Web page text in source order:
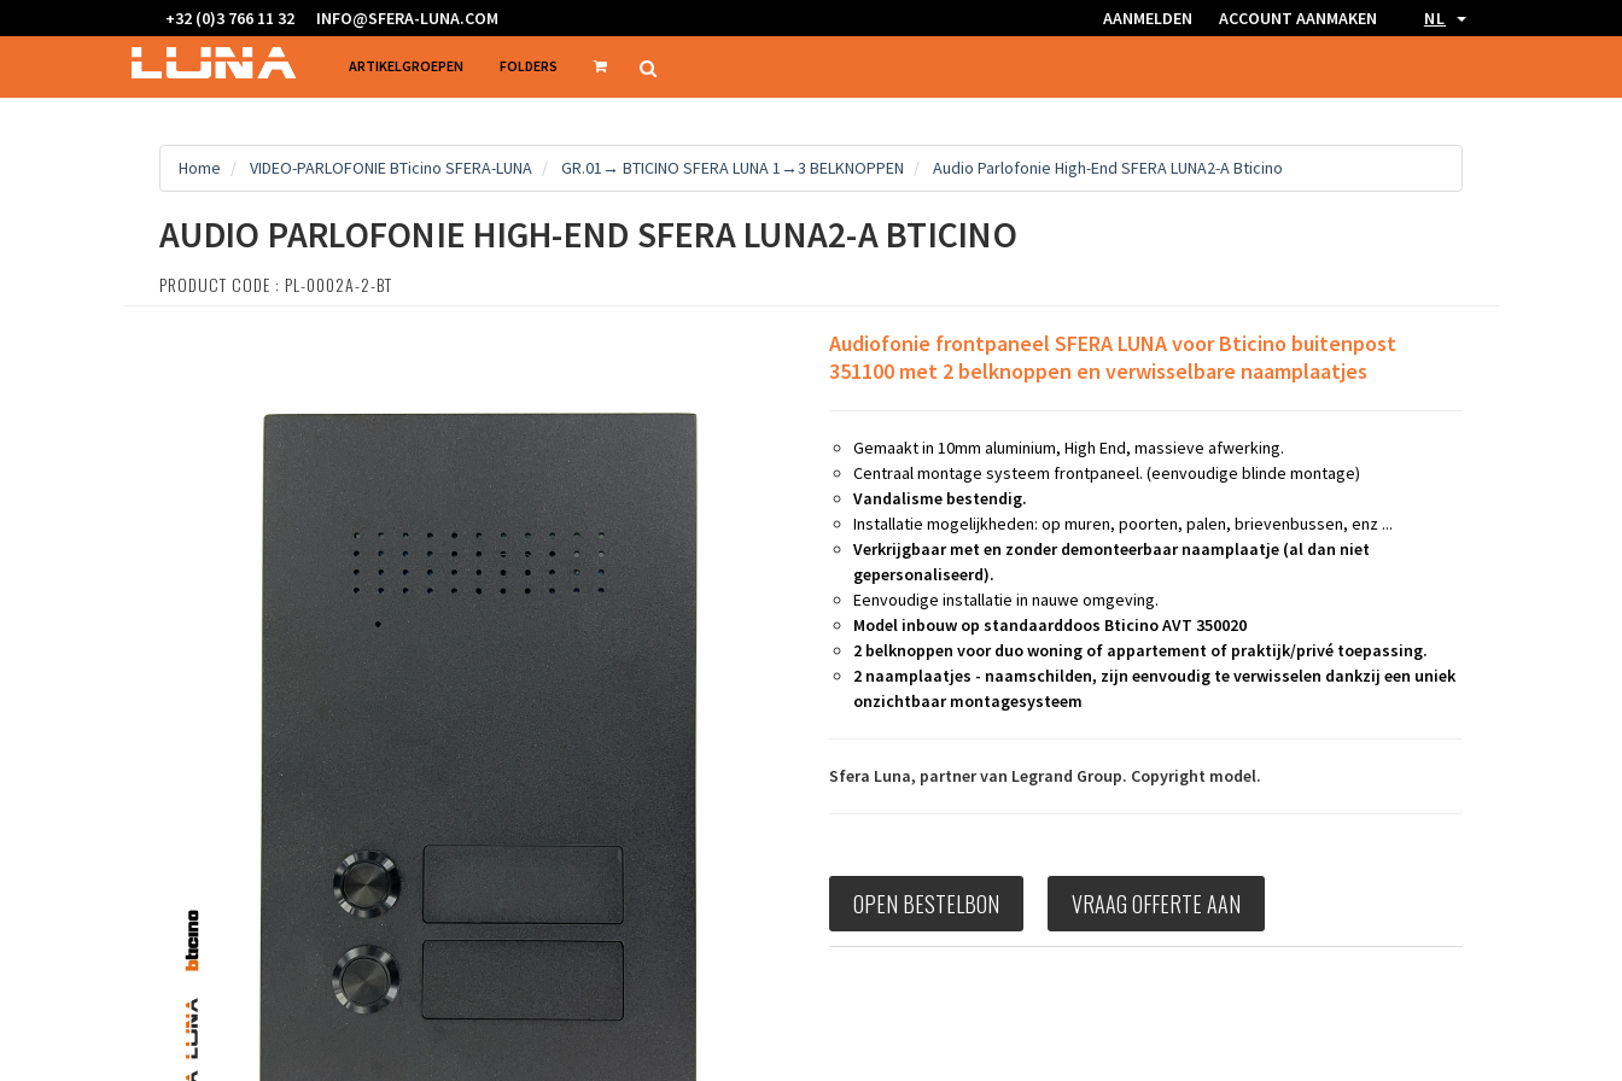
+32 (0)3 766 11 32 INFO@SFERA-LUNA.COM AANMELDEN ACCOUNT AANMAKEN NL
ARTIKELGROEPEN FOLDERS
Home VIDEO-PARLOFONIE BTicino SFERA-LUNA GR.01→ BTICINO SFERA LUNA 1→3 BELKNOPPEN Audio Parlofonie High-End SFERA LUNA2-A Bticino
AUDIO PARLOFONIE HIGH-END SFERA LUNA2-A BTICINO
PRODUCT CODE : PL-0002A-2-BT
Audiofonie frontpaneel SFERA LUNA voor Bticino buitenpost
351100 met 2 belknoppen en verwisselbare naamplaatjes
Gemaakt in 10mm aluminium, High End, massieve afwerking.
Centraal montage systeem frontpaneel. (eenvoudige blinde montage)
Vandalisme bestendig.
Installatie mogelijkheden: op muren, poorten, palen, brievenbussen, enz ...
Verkrijgbaar met en zonder demonteerbaar naamplaatje (al dan niet
gepersonaliseerd).
Eenvoudige installatie in nauwe omgeving.
Model inbouw op standaarddoos Bticino AVT 350020
2 belknoppen voor duo woning of appartement of praktijk/privé toepassing.
2 naamplaatjes - naamschilden, zijn eenvoudig te verwisselen dankzij een uniek
onzichtbaar montagesysteem
Sfera Luna, partner van Legrand Group. Copyright model.
OPEN BESTELBON VRAAG OFFERTE AAN